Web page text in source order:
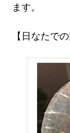
ます。
日なたで